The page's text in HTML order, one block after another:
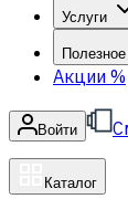
Услуги
Полезное
Акции %
Войти
Каталог